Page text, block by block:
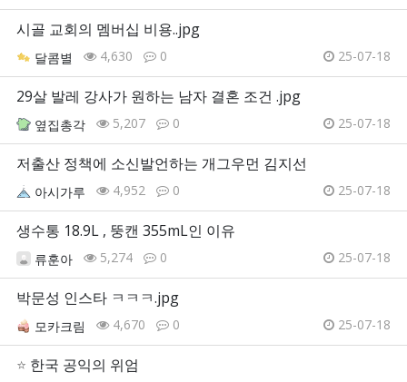
시골 교회의 멤버십 비용..jpg
달콤별 4,630 0 25-07-18
29살 발레 강사가 원하는 남자 결혼 조건 .jpg
옆집총각 5,207 0 25-07-18
저출산 정책에 소신발언하는 개그우먼 김지선
아시가루 4,952 0 25-07-18
생수통 18.9L , 뚱캔 355mL인 이유
류훈아 5,274 0 25-07-18
박문성 인스타 ㅋㅋㅋ.jpg
모카크림 4,670 0 25-07-18
⭐ 한국 공익의 위엄